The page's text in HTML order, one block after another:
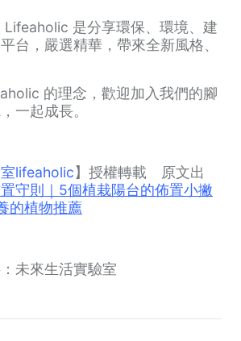
Lifeaholic 是分享環保、環境、建
台，嚴選精華，帶來全新風格、
的理念，歡迎加入我們的腳
一起成長。
lifeaholic】授權轉載 原文出
守則｜5個植栽陽台的佈置小撇
的植物推薦
未來生活實驗室